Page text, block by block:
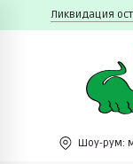
Ликвидация
Шоу-рум: